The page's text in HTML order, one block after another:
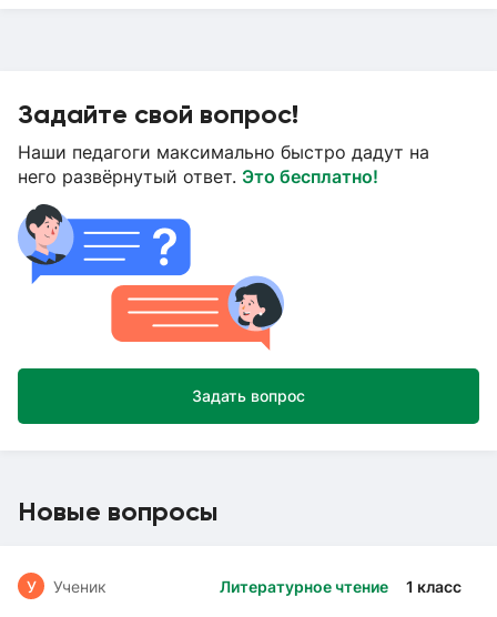
Задайте свой вопрос!
Наши педагоги максимально быстро дадут на
него развёрнутый ответ. Это бесплатно!
Задать вопрос
Новые вопросы
Литературное чтение 1 класс
У Ученик